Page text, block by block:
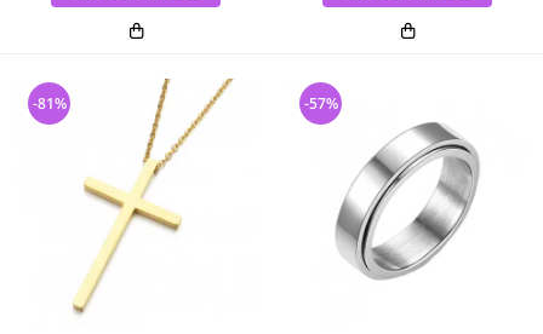
-81% -57%